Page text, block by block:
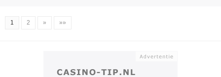
1 2 » »»